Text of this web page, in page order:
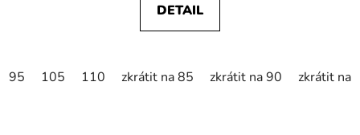
DETAIL
95 105 110 zkrátit na 85 zkrátit na 90 zkrátit na